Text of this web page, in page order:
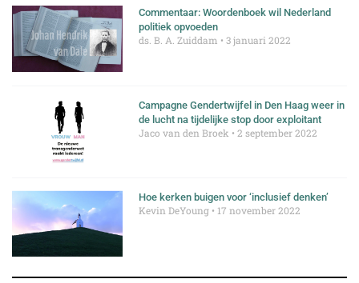
Commentaar: Woordenboek wil Nederland
politiek opvoeden
ds. B. A. Zuiddam 3 januari 2022
Campagne Gendertwijfel in Den Haag weer in
de lucht na tijdelijke stop door exploitant
Jaco van den Broek 2 september 2022
Hoe kerken buigen voor ‘inclusief denken’
Kevin DeYoung 17 november 2022